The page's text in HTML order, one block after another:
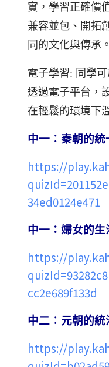
實，學習正確價
兼容並包、開拓
同的文化與傳承。
電子學習: 同學
透過電子平台，
在輕鬆的環境下
中一︰秦朝的
https://
34ed0124e471
中一：婦女的生
https://
cc2e689f133d
中二︰元朝的統
https://